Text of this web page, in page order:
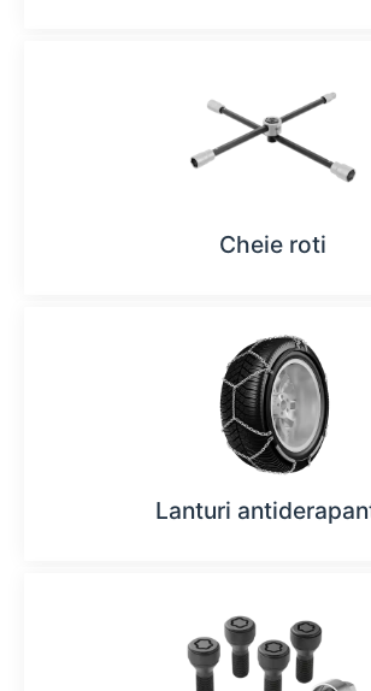
Cheie roti
Lanturi